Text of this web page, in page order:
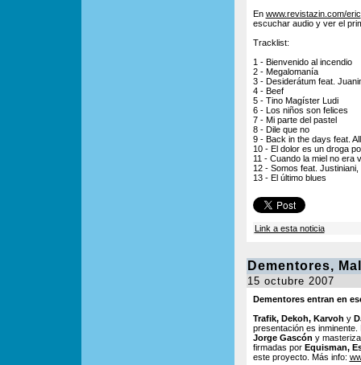
En www.revistazin.com/eric
escuchar audio y ver el
Tracklist:
1 - Bienvenido al incendio
2 - Megalomanía
3 - Desiderátum feat.
4 - Beef
5 - Tino Magíster Ludi
6 - Los niños son felices
7 - Mi parte del pastel
8 - Dile que no
9 - Back in the days feat.
10 - El dolor es un droga
11 - Cuando la miel no era
12 - Somos feat. Justiniani,
13 - El último blues
Link a esta noticia
Dementores,
15 octubre 2007
Dementores entran en
Trafik, Dekoh, Karvoh y
presentación es
Jorge Gascón y
firmadas por Equisman,
este proyecto. Más info: